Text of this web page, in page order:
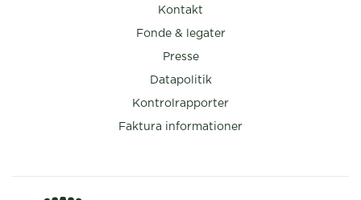
Kontakt
Fonde & legater
Presse
Datapolitik
Kontrolrapporter
Faktura informationer